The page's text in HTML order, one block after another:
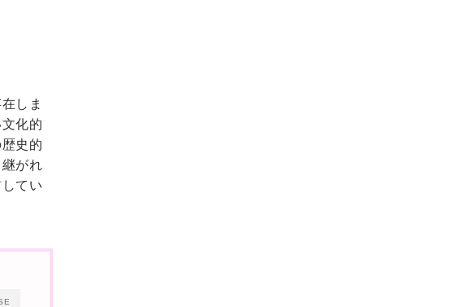
しま
化的
史的
がれ
てい